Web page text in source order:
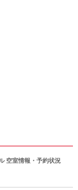
空室情報・予約状況